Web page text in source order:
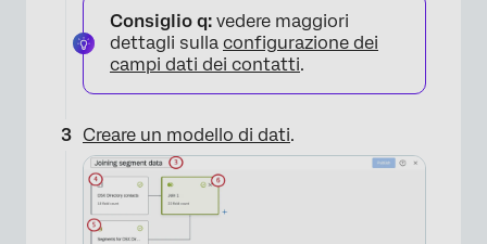
Consiglio q: vedere maggiori
dettagli sulla configurazione dei
campi dati dei contatti.
Creare un modello di dati.